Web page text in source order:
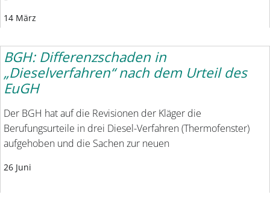
14 März
BGH: Differenzschaden in
„Dieselverfahren“ nach dem Urteil des
EuGH
Der BGH hat auf die Revisionen der Kläger die
Berufungsurteile in drei Diesel-Verfahren (Thermofenster)
aufgehoben und die Sachen zur neuen
26 Juni